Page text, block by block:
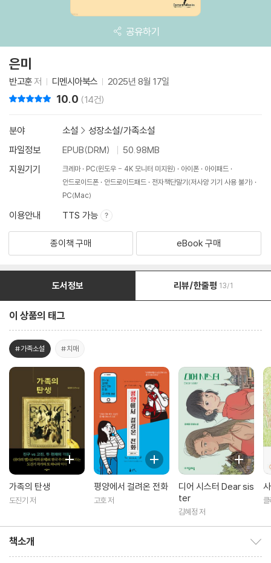
공유하기
은미
반고훈저 디멘시아북스 2025년 8월 17일
10.0 (14건)
분야 소설 > 성장소설/가족소설
파일정보
EPUB(DRM)
50.98MB
지원기기
크레마 PC(윈도우 - 4K 모니터 미지원) 아이폰
아이패드
안드로이드폰
안드로이드패드
전자책단말기(저사양 기기 사용 불가)
PC(Mac)
이용안내 TTS 가능
종이책 구매 eBook 구매
도서정보 리뷰/한줄평 13/1
이 상품의 태그
#가족소설 #치매
가족의 탄생
도진기 저
평양에서 걸려온 전화
고호 저
디어 시스터 Dear sis
ter
김혜정 저
책소개